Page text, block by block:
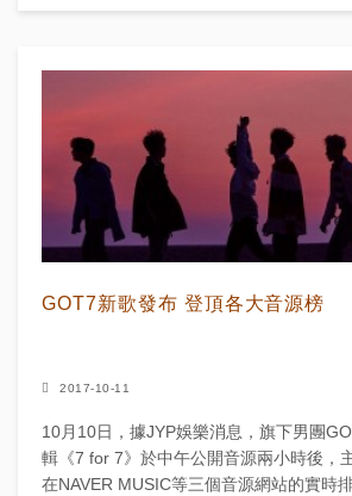
GOT7新歌發布 登頂各大音源榜
2017-10-11
10月10日，據JYP娛樂消息，旗下男團
輯《7 for 7》於中午公開音源兩小時後，
在NAVER MUSIC等三個音源網站的實時